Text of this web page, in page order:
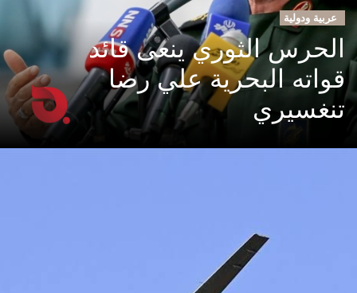
عربية ودولية
الحرس الثوري ينعى قائد
قواته البحرية علي رضا
تنغسيري